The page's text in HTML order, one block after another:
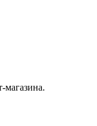
магазина.